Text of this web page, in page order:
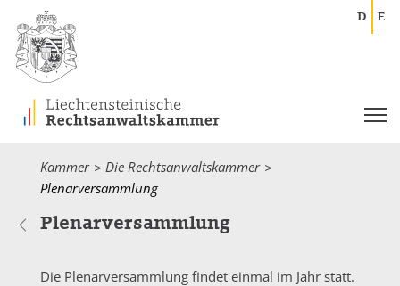
D E
Kammer
Die Rechtsanwaltskammer
Current:
Plenarversammlung
Plenarversammlung
Die Plenarversammlung findet einmal im Jahr statt.